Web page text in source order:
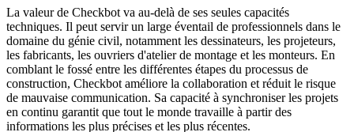
La valeur de Checkbot va au-delà de ses seules capacités
techniques. Il peut servir un large éventail de professionnels dans le
domaine du génie civil, notamment les dessinateurs, les projeteurs,
les fabricants, les ouvriers d'atelier de montage et les monteurs. En
comblant le fossé entre les différentes étapes du processus de
construction, Checkbot améliore la collaboration et réduit le risque
de mauvaise communication. Sa capacité à synchroniser les projets
en continu garantit que tout le monde travaille à partir des
informations les plus précises et les plus récentes.